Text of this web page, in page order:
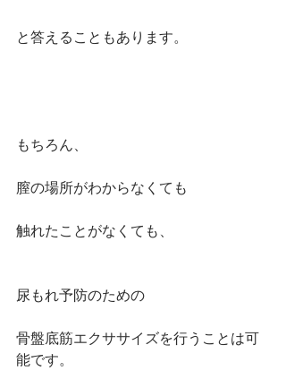
と答えることもあります。
もちろん、
膣の場所がわからなくても
触れたことがなくても、
尿もれ予防のための
骨盤底筋エクササイズを行うことは可
能です。